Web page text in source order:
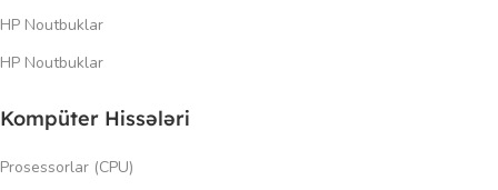
HP Noutbuklar
HP Noutbuklar
Kompüter Hissələri
Prosessorlar (CPU)